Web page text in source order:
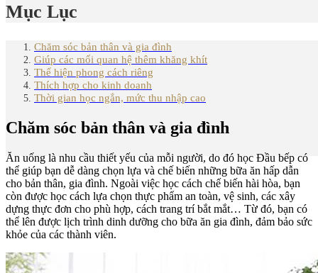
Mục Lục
Chăm sóc bản thân và gia đình
Giúp các mối quan hệ thêm khăng khít
Thể hiện phong cách riêng
Thích hợp cho kinh doanh
Thời gian học ngắn, mức thu nhập cao
Chăm sóc bản thân và gia đình
Ăn uống là nhu cầu thiết yếu của mỗi người, do đó học Đầu bếp có
thể giúp bạn dễ dàng chọn lựa và chế biến những bữa ăn hấp dẫn
cho bản thân, gia đình. Ngoài việc học cách chế biến hài hòa, bạn
còn được học cách lựa chọn thực phẩm an toàn, vệ sinh, các xây
dựng thực đơn cho phù hợp, cách trang trí bắt mắt… Từ đó, bạn có
thể lên được lịch trình dinh dưỡng cho bữa ăn gia đình, đảm bảo sức
khỏe của các thành viên.